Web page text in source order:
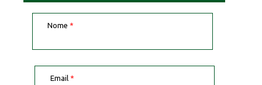
Nome *
Email *